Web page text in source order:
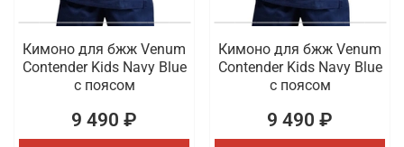
Кимоно для бжж Venum
Contender Kids Navy Blue
с поясом
9 490 ₽
Кимоно для бжж Venum
Contender Kids Navy Blue
с поясом
9 490 ₽